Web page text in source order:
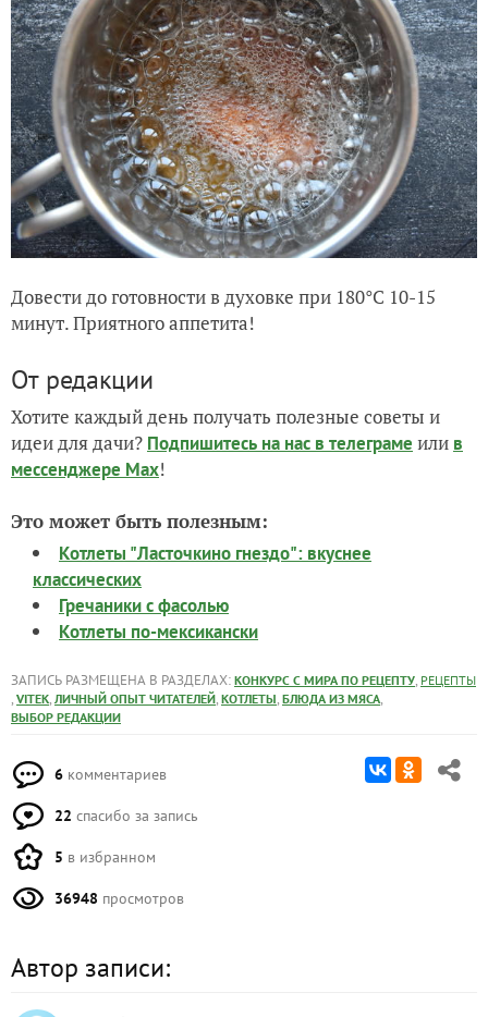
Довести до готовности в духовке при 180°С 10-15
минут. Приятного аппетита!
От редакции
Хотите каждый день получать полезные советы и
идеи для дачи? Подпишитесь на нас в телеграме или в
мессенджере Max!
Это может быть полезным:
Котлеты "Ласточкино гнездо": вкуснее
классических
Гречаники с фасолью
Котлеты по-мексикански
ЗАПИСЬ РАЗМЕЩЕНА В РАЗДЕЛАХ: КОНКУРС С МИРА ПО РЕЦЕПТУ, РЕЦЕПТЫ
, VITEK, ЛИЧНЫЙ ОПЫТ ЧИТАТЕЛЕЙ, КОТЛЕТЫ, БЛЮДА ИЗ МЯСА,
ВЫБОР РЕДАКЦИИ
6 комментариев
22 спасибо за запись
5 в избранном
36948 просмотров
Автор записи: